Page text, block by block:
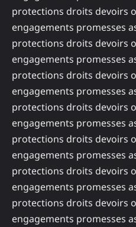
protections droits devoirs
engagements promesses
protections droits devoirs
engagements promesses
protections droits devoirs
engagements promesses
protections droits devoirs
engagements promesses
protections droits devoirs
engagements promesses
protections droits devoirs
engagements promesses
protections droits devoirs
engagements promesses